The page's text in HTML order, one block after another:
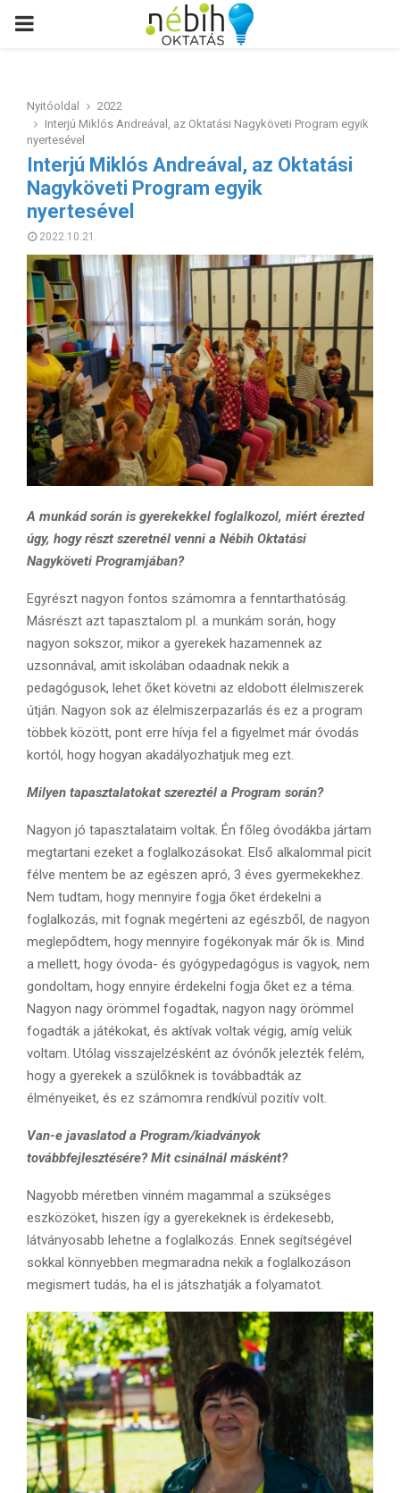
PRIMARY
Nyitóoldal
2022
Interjú Miklós Andreával, az Oktatási Nagyköveti Program egyik
nyertesével
Interjú Miklós Andreával, az Oktatási
Nagyköveti Program egyik
nyertesével
2022.10.21.
A munkád során is gyerekekkel foglalkozol, miért érezted
úgy, hogy részt szeretnél venni a Nébih Oktatási
Nagyköveti Programjában?
Egyrészt nagyon fontos számomra a fenntarthatóság.
Másrészt azt tapasztalom pl. a munkám során, hogy
nagyon sokszor, mikor a gyerekek hazamennek az
uzsonnával, amit iskolában odaadnak nekik a
pedagógusok, lehet őket követni az eldobott élelmiszerek
útján. Nagyon sok az élelmiszerpazarlás és ez a program
többek között, pont erre hívja fel a figyelmet már óvodás
kortól, hogy hogyan akadályozhatjuk meg ezt.
Milyen tapasztalatokat szereztél a Program során?
Nagyon jó tapasztalataim voltak. Én főleg óvodákba jártam
megtartani ezeket a foglalkozásokat. Első alkalommal picit
félve mentem be az egészen apró, 3 éves gyermekekhez.
Nem tudtam, hogy mennyire fogja őket érdekelni a
foglalkozás, mit fognak megérteni az egészből, de nagyon
meglepődtem, hogy mennyire fogékonyak már ők is. Mind
a mellett, hogy óvoda- és gyógypedagógus is vagyok, nem
gondoltam, hogy ennyire érdekelni fogja őket ez a téma.
Nagyon nagy örömmel fogadtak, nagyon nagy örömmel
fogadták a játékokat, és aktívak voltak végig, amíg velük
voltam. Utólag visszajelzésként az óvónők jelezték felém,
hogy a gyerekek a szülőknek is továbbadták az
élményeiket, és ez számomra rendkívül pozitív volt.
Van-e javaslatod a Program/kiadványok
továbbfejlesztésére? Mit csinálnál másként?
Nagyobb méretben vinném magammal a szükséges
eszközöket, hiszen így a gyerekeknek is érdekesebb,
látványosabb lehetne a foglalkozás. Ennek segítségével
sokkal könnyebben megmaradna nekik a foglalkozáson
megismert tudás, ha el is játszhatják a folyamatot.